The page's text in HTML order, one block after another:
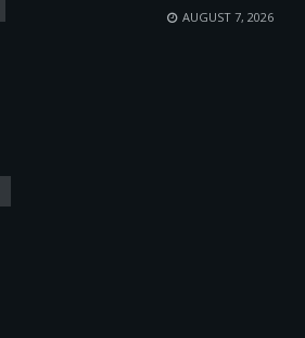
AUGUST 7, 2026